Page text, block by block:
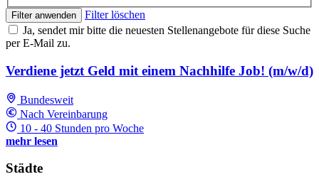
Filter anwenden
Filter löschen
Ja, sendet mir bitte die neuesten Stellenangebote für diese Suche
per E-Mail zu.
Verdiene jetzt Geld mit einem Nachhilfe Job! (m/w/d)
Bundesweit
Nach Vereinbarung
10 - 40 Stunden pro Woche
mehr lesen
Städte